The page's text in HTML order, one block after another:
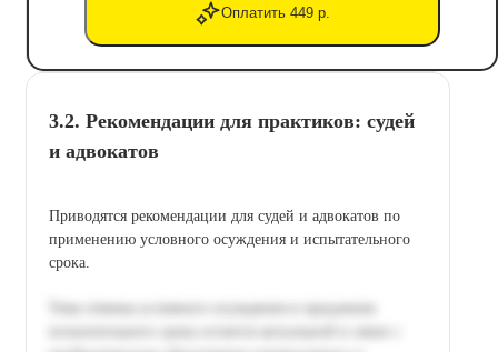
Оплатить 449 р.
3.2. Рекомендации для практиков: судей
и адвокатов
Приводятся рекомендации для судей и адвокатов по
применению условного осуждения и испытательного
срока.